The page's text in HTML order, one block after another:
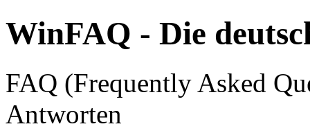
WinFAQ - Die
FAQ (Frequently Asked
Antworten